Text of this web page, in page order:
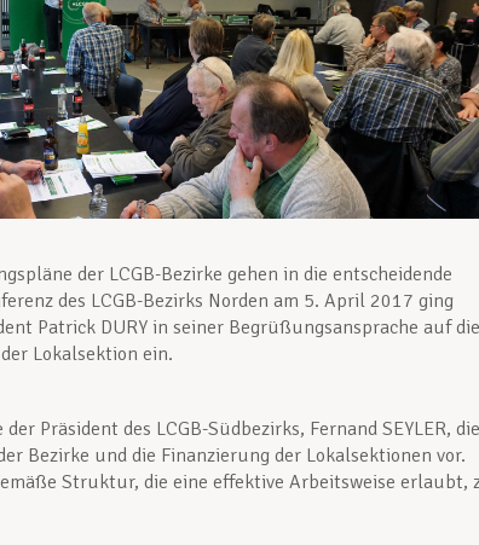
der LCGB-Bezirke gehen in die entscheidende
des LCGB-Bezirks Norden am 5. April 2017 ging
Patrick DURY in seiner Begrüßungsansprache auf die
Lokalsektion ein.
Präsident des LCGB-Südbezirks, Fernand SEYLER, die
Bezirke und die Finanzierung der Lokalsektionen vor.
Struktur, die eine effektive Arbeitsweise erlaubt,